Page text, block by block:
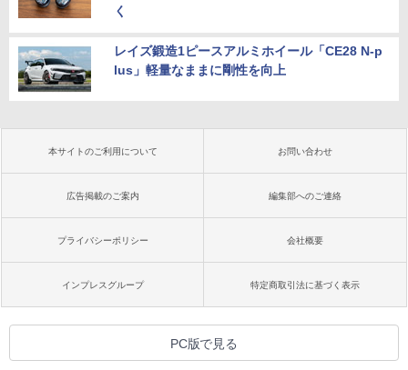
く
レイズ鍛造1ピースアルミホイール「CE28 N-p
lus」軽量なままに剛性を向上
本サイトのご利用について お問い合わせ
広告掲載のご案内 編集部へのご連絡
プライバシーポリシー 会社概要
インプレスグループ 特定商取引法に基づく表示
PC版で見る